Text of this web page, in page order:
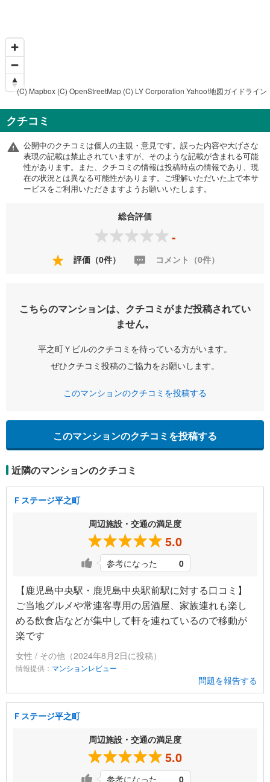
(C) Mapbox (C) OpenStreetMap (C) LY Corporation Yahoo!地図ガイドライン
クチコミ
公開中のクチコミは個人の主観・意見です。誤った内容や大げさな
表現の記載は禁止されていますが、そのような記載が含まれる可能
性があります。また、クチコミの情報は投稿時点の情報であり、現
在の状況とは異なる可能性があります。ご理解いただいた上で本サ
ービスをご利用いただきますようお願いいたします。
総合評価
-
評価（0件） コメント（0件）
こちらのマンションは、クチコミがまだ投稿されてい
ません。
平之町Ｙビルのクチコミを待っている方がいます。
ぜひクチコミ投稿のご協力をお願いします。
このマンションのクチコミを投稿する
このマンションのクチコミを投稿する
近隣のマンションのクチコミ
Ｆステージ平之町
周辺施設・交通の満足度
5.0
参考になった 0
【鹿児島中央駅・鹿児島中央駅前駅に対する口コミ】
ご当地グルメや常連客専用の居酒屋、家族連れも楽し
める飲食店などが集中して軒を連ねているので移動が
楽です
女性 / その他（2024年8月2日に投稿）
情報提供： マンションレビュー
問題を報告する
Ｆステージ平之町
周辺施設・交通の満足度
5.0
参考になった 0